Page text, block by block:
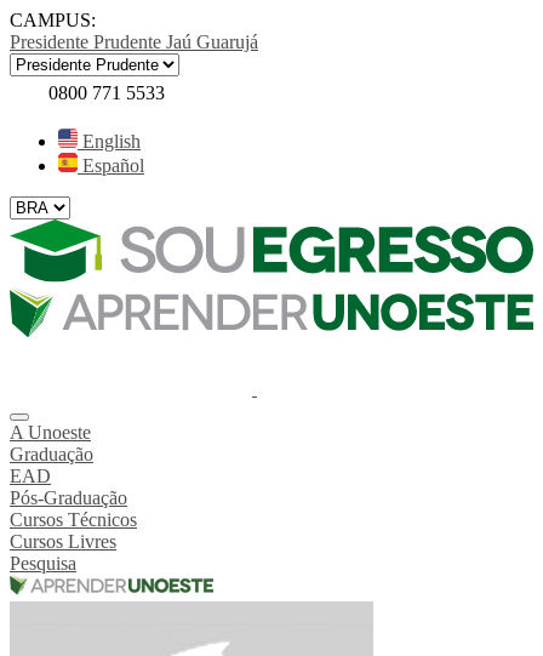
CAMPUS:
Presidente Prudente Jaú Guarujá
0800 771 5533
English
Español
A Unoeste
Graduação
EAD
Pós-Graduação
Cursos Técnicos
Cursos Livres
Pesquisa